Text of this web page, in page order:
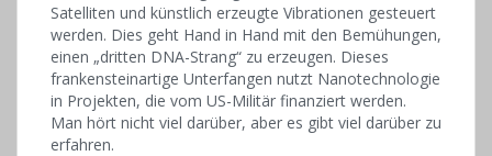
Satelliten und künstlich erzeugte Vibrationen gesteuert
werden. Dies geht Hand in Hand mit den Bemühungen,
einen „dritten DNA-Strang“ zu erzeugen. Dieses
frankensteinartige Unterfangen nutzt Nanotechnologie
in Projekten, die vom US-Militär finanziert werden.
Man hört nicht viel darüber, aber es gibt viel darüber zu
erfahren.